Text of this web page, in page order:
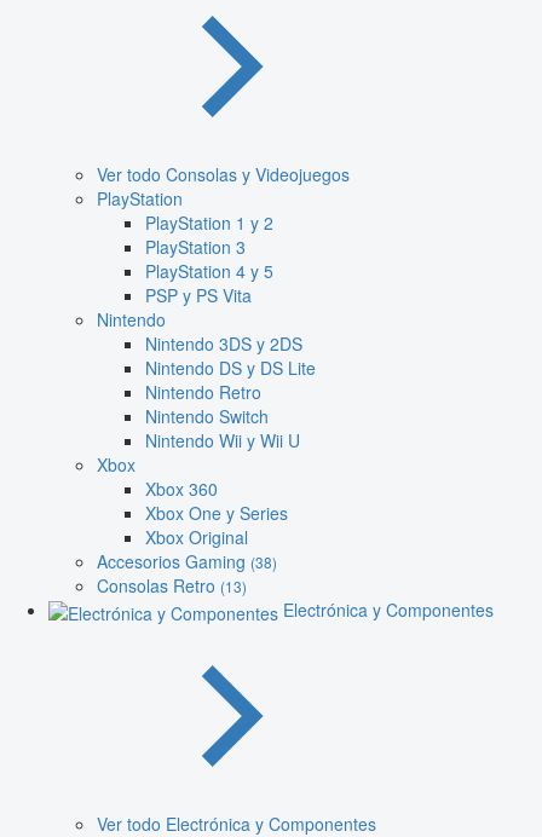
Ver todo Consolas y Videojuegos
PlayStation
PlayStation 1 y 2
PlayStation 3
PlayStation 4 y 5
PSP y PS Vita
Nintendo
Nintendo 3DS y 2DS
Nintendo DS y DS Lite
Nintendo Retro
Nintendo Switch
Nintendo Wii y Wii U
Xbox
Xbox 360
Xbox One y Series
Xbox Original
Accesorios Gaming (38)
Consolas Retro (13)
Electrónica y Componentes
Ver todo Electrónica y Componentes